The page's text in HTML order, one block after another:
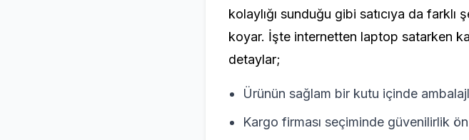
kolaylığı sunduğu gibi satıcıya da
koyar. İşte internetten laptop satarken
detaylar;
Ürünün sağlam bir kutu içinde
Kargo firması seçiminde güvenilirlik ön